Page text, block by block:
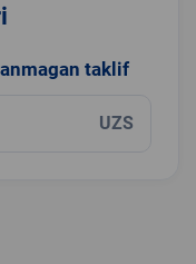
taklif
UZS